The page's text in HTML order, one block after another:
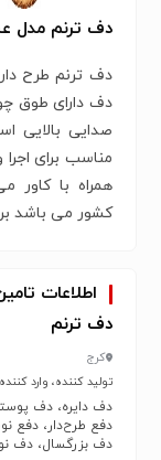
دف ترنم مدل
دف ترنم طرح
دف دارای طوق
صدایی
همراه با کاور
کشور می باشد
اطلاعات
دف ترنم
کرج
تولید کننده، وارد
دف دایره، دف
دفع طرح‌دار، دفع
دف بزرگسال، دف